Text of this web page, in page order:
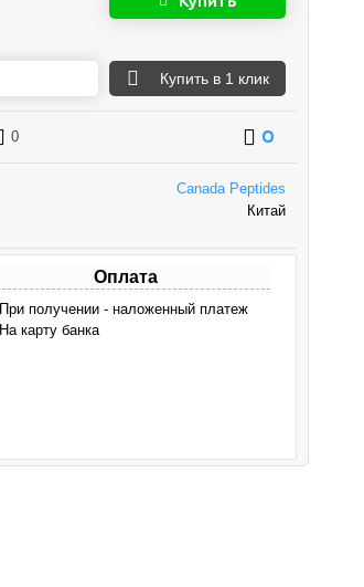
Купить в 1 клик
0 0
Canada Peptides
Китай
Оплата
При получении - наложенный платеж
На карту банка